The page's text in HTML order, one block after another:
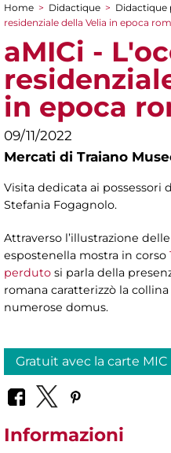
You are here
Home > Didactique > Didactique
residenziale della Velia in epoca
aMICi -
in epoca
09/11/2022
Mercati di Traiano
Visita dedicata ai possessori
Stefania Fogagnolo.
Attraverso l’illustrazione
espostenella mostra in corso
perduto si parla della
romana caratterizzò la
numerose domus.
Gratuit avec la carte MIC
Informazioni